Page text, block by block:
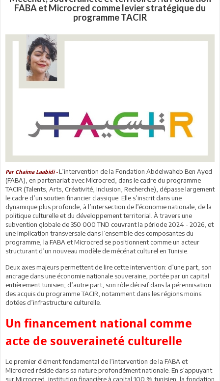
FABA et Microcred comme levier stratégique du
programme TACIR
Par Chaima Laabidi -L’intervention de la Fondation Abdelwaheb Ben Ayed
(FABA), en partenariat avec Microcred, dans le cadre du programme
TACIR (Talents, Arts, Créativité, Inclusion, Recherche), dépasse largement
le cadre d’un soutien financier classique. Elle s’inscrit dans une
dynamique plus profonde, à l’intersection de l’économie nationale, de la
politique culturelle et du développement territorial. À travers une
subvention globale de 350 000 TND couvrant la période 2024 - 2026, et
une implication transversale dans l’ensemble des composantes du
programme, la FABA et Microcred se positionnent comme un acteur
structurant d’un nouveau modèle de mécénat culturel en Tunisie.
Deux axes majeurs permettent de lire cette intervention: d’une part, son
ancrage dans une économie nationale souveraine, portée par un capital
entièrement tunisien; d’autre part, son rôle décisif dans la pérennisation
des acquis du programme TACIR, notamment dans les régions moins
dotées d’infrastructure culturelle.
Un financement national comme
acte de souveraineté culturelle
Le premier élément fondamental de l’intervention de la FABA et
Microcred réside dans sa nature profondément nationale. En s’appuyant
sur Microcred, institution financière à capital 100 % tunisien, la fondation